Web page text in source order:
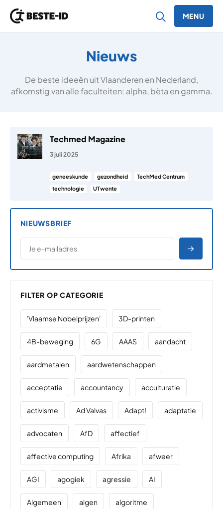
MENU
Nieuws
De beste ideeën uit Vlaanderen en Nederland,
afkomstig van alle faculteiten: alpha, bèta en gamma.
Techmed Magazine
3 juli 2025
geneeskunde gezondheid
TechMed Centrum
technologie
UTwente
NIEUWSBRIEF
E-MAILADRES
*
FILTER OP CATEGORIE
'Vlaamse Nobelprijzen' 3D-printen
4B-beweging 6G AAAS aandacht
aardmetalen aardwetenschappen
acceptatie accountancy acculturatie
activisme Ad Valvas Adapt! adaptatie
advocaten AfD affectief
affective computing Afrika afweer
AGI agogiek agressie AI
Algemeen algen algoritme